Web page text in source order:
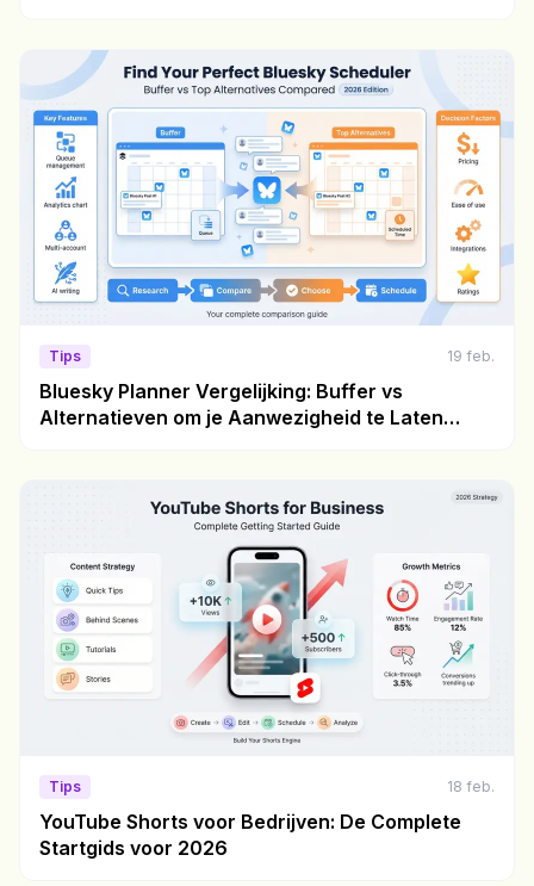
Tips 19 feb.
Bluesky Planner Vergelijking: Buffer vs
Alternatieven om je Aanwezigheid te Laten
Tips 18 feb.
YouTube Shorts voor Bedrijven: De Complete
Startgids voor 2026